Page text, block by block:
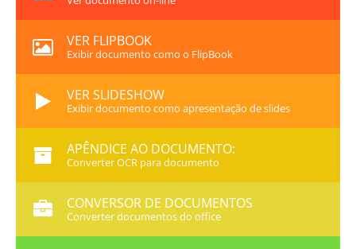
VER FLIPBOOK
Exibir documento como o FlipBook
VER SLIDESHOW
Exibir documento como apresentação de slides
APÊNDICE AO DOCUMENTO:
Converter OCR para documento
CONVERSOR DE DOCUMENTOS
Converter documentos do office